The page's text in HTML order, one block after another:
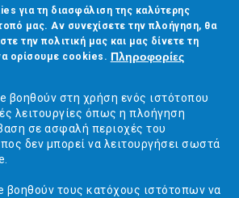
10683
για τη διασφάλιση της καλύτερης
μας. Αν συνεχίσετε την πλοήγηση, θα
την πολιτική μας και μας δίνετε τη
ορίσουμε cookies. Πληροφορίες
βοηθούν στη χρήση ενός ιστότοπου
λειτουργίες όπως η πλοήγηση
σε ασφαλή περιοχές του
δεν μπορεί να λειτουργήσει σωστά
βοηθούν τους κατόχους ιστότοπων να